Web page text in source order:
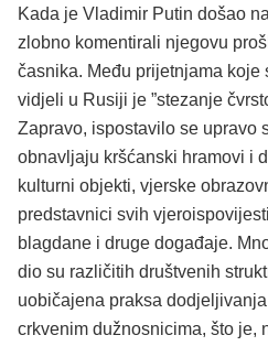
Kada je Vladimir Putin došao
zlobno komentirali njegovu
časnika. Među prijetnjama koje
vidjeli u Rusiji je ”stezanje
Zapravo, ispostavilo se upravo
obnavljaju kršćanski hramovi i
kulturni objekti, vjerske
predstavnici svih
blagdane i druge događaje.
dio su različitih društvenih
uobičajena praksa
crkvenim dužnosnicima, što je,